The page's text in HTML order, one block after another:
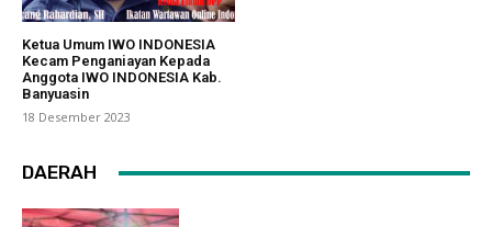
Ketua Umum IWO INDONESIA
Kecam Penganiayan Kepada
Anggota IWO INDONESIA Kab.
Banyuasin
18 Desember 2023
DAERAH